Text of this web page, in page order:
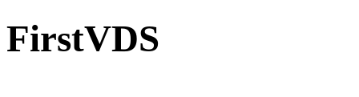
FirstVDS